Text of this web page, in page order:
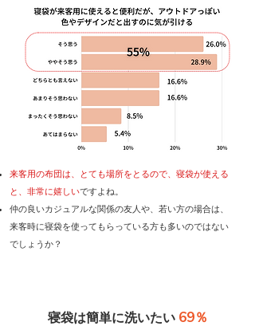
来客用の布団は、とても場所をとるので、寝袋が使える
と、非常に嬉しいですよね。
仲の良いカジュアルな関係の友人や、若い方の場合は、
来客時に寝袋を使ってもらっている方も多いのではない
でしょうか？
寝袋は簡単に洗いたい 69％